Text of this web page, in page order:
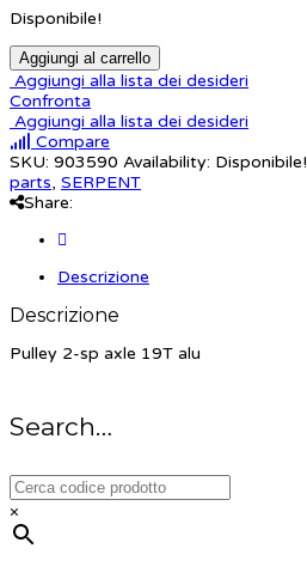
Disponibile!
Aggiungi al carrello
Aggiungi alla lista dei desideri
Confronta
Aggiungi alla lista dei desideri
Compare
SKU: 903590 Availability: Disponibile!
parts, SERPENT
Share:
Descrizione
Descrizione
Pulley 2-sp axle 19T alu
Search…
×